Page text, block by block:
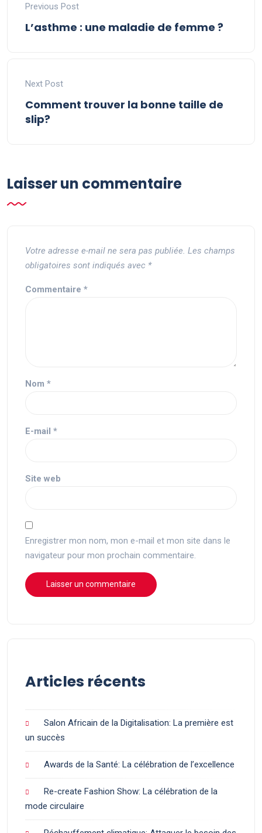
Previous Post
L’asthme : une maladie de femme ?
Next Post
Comment trouver la bonne taille de
slip?
Laisser un commentaire
Votre adresse e-mail ne sera pas publiée. Les champs
obligatoires sont indiqués avec *
Commentaire *
Nom *
E-mail *
Site web
Enregistrer mon nom, mon e-mail et mon site dans le
navigateur pour mon prochain commentaire.
Articles récents
Salon Africain de la Digitalisation: La première est
un succès
Awards de la Santé: La célébration de l’excellence
Re-create Fashion Show: La célébration de la
mode circulaire